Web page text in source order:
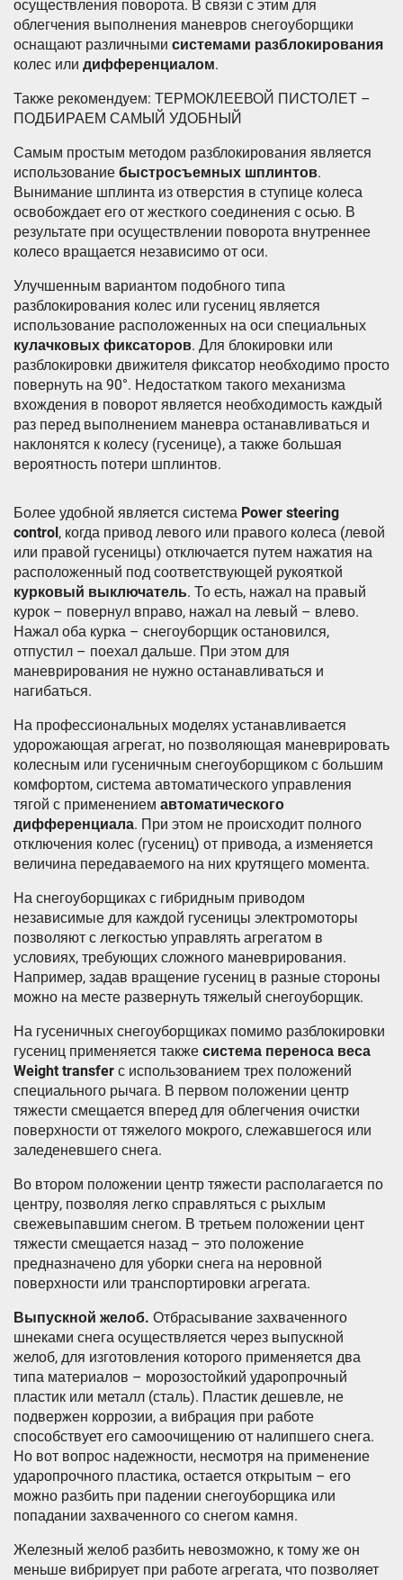
осуществления поворота. В связи с этим для
облегчения выполнения маневров снегоуборщики
оснащают различными системами разблокирования
колес или дифференциалом.
Также рекомендуем: ТЕРМОКЛЕЕВОЙ ПИСТОЛЕТ –
ПОДБИРАЕМ САМЫЙ УДОБНЫЙ
Самым простым методом разблокирования является
использование быстросъемных шплинтов.
Вынимание шплинта из отверстия в ступице колеса
освобождает его от жесткого соединения с осью. В
результате при осуществлении поворота внутреннее
колесо вращается независимо от оси.
Улучшенным вариантом подобного типа
разблокирования колес или гусениц является
использование расположенных на оси специальных
кулачковых фиксаторов. Для блокировки или
разблокировки движителя фиксатор необходимо просто
повернуть на 90°. Недостатком такого механизма
вхождения в поворот является необходимость каждый
раз перед выполнением маневра останавливаться и
наклонятся к колесу (гусенице), а также большая
вероятность потери шплинтов.
Более удобной является система Power steering
control, когда привод левого или правого колеса (левой
или правой гусеницы) отключается путем нажатия на
расположенный под соответствующей рукояткой
курковый выключатель. То есть, нажал на правый
курок – повернул вправо, нажал на левый – влево.
Нажал оба курка – снегоуборщик остановился,
отпустил – поехал дальше. При этом для
маневрирования не нужно останавливаться и
нагибаться.
На профессиональных моделях устанавливается
удорожающая агрегат, но позволяющая маневрировать
колесным или гусеничным снегоуборщиком с большим
комфортом, система автоматического управления
тягой с применением автоматического
дифференциала. При этом не происходит полного
отключения колес (гусениц) от привода, а изменяется
величина передаваемого на них крутящего момента.
На снегоуборщиках с гибридным приводом
независимые для каждой гусеницы электромоторы
позволяют с легкостью управлять агрегатом в
условиях, требующих сложного маневрирования.
Например, задав вращение гусениц в разные стороны
можно на месте развернуть тяжелый снегоуборщик.
На гусеничных снегоуборщиках помимо разблокировки
гусениц применяется также система переноса веса
Weight transfer с использованием трех положений
специального рычага. В первом положении центр
тяжести смещается вперед для облегчения очистки
поверхности от тяжелого мокрого, слежавшегося или
заледеневшего снега.
Во втором положении центр тяжести располагается по
центру, позволяя легко справляться с рыхлым
свежевыпавшим снегом. В третьем положении цент
тяжести смещается назад – это положение
предназначено для уборки снега на неровной
поверхности или транспортировки агрегата.
Выпускной желоб. Отбрасывание захваченного
шнеками снега осуществляется через выпускной
желоб, для изготовления которого применяется два
типа материалов – морозостойкий ударопрочный
пластик или металл (сталь). Пластик дешевле, не
подвержен коррозии, а вибрация при работе
способствует его самоочищению от налипшего снега.
Но вот вопрос надежности, несмотря на применение
ударопрочного пластика, остается открытым – его
можно разбить при падении снегоуборщика или
попадании захваченного со снегом камня.
Железный желоб разбить невозможно, к тому же он
меньше вибрирует при работе агрегата, что позволяет